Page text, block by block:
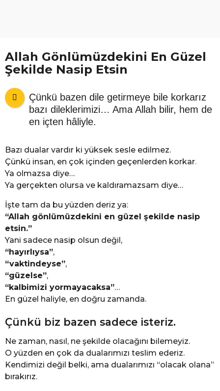
Allah Gönlümüzdekini En Güzel
Şekilde Nasip Etsin
Çünkü bazen dile getirmeye bile korkarız
bazı dileklerimizi… Ama Allah bilir, hem de
en içten hâliyle.
Bazı dualar vardır ki yüksek sesle edilmez.
Çünkü insan, en çok içinden geçenlerden korkar.
Ya olmazsa diye…
Ya gerçekten olursa ve kaldıramazsam diye…
İşte tam da bu yüzden deriz ya:
“Allah gönlümüzdekini en güzel şekilde nasip
etsin.”
Yani sadece nasip olsun değil,
“hayırlıysa”,
“vaktindeyse”,
“güzelse”,
“kalbimizi yormayacaksa”…
En güzel haliyle, en doğru zamanda.
Çünkü biz bazen sadece isteriz.
Ne zaman, nasıl, ne şekilde olacağını bilemeyiz.
O yüzden en çok da dualarımızı teslim ederiz.
Kendimizi değil belki, ama dualarımızı “olacak olana”
bırakırız.